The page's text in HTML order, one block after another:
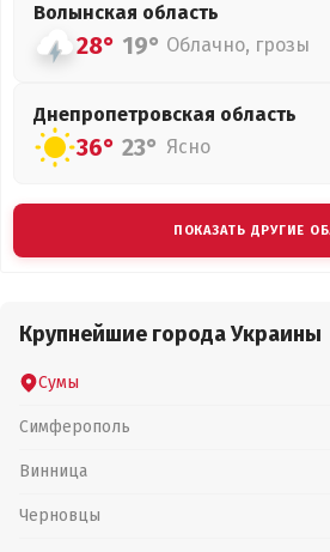
Волынская область
28° 19° Облачно, грозы
Днепропетровская область
36° 23° Ясно
ПОКАЗАТЬ ДРУГИЕ
Крупнейшие города Украины
Сумы
Симферополь
Винница
Черновцы